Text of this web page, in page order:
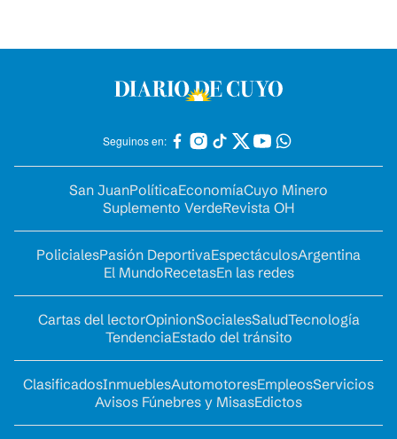
Seguinos en:
San JuanPolíticaEconomíaCuyo Minero
Suplemento VerdeRevista OH
PolicialesPasión DeportivaEspectáculosArgentina
El MundoRecetasEn las redes
Cartas del lectorOpinionSocialesSaludTecnología
TendenciaEstado del tránsito
ClasificadosInmueblesAutomotoresEmpleosServicios
Avisos Fúnebres y MisasEdictos